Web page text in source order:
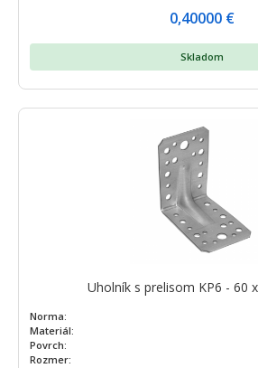
0,40000 €
Skladom
Uholník s prelisom KP6 - 60
Norma:
Materiál:
Povrch:
Rozmer: